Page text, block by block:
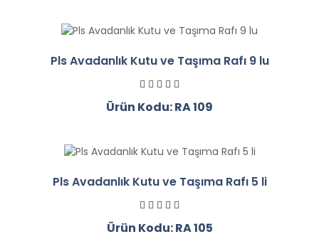
Pls Avadanlık Kutu ve Taşıma Rafı 9 lu
Ürün Kodu: RA 109
Pls Avadanlık Kutu ve Taşıma Rafı 5 li
Ürün Kodu: RA 105